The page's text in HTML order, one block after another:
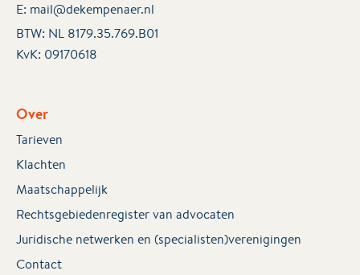
E: mail@dekempenaer.nl
BTW: NL 8179.35.769.B01
KvK: 09170618
Over
Tarieven
Klachten
Maatschappelijk
Rechtsgebiedenregister van advocaten
Juridische netwerken en (specialisten)verenigingen
Contact